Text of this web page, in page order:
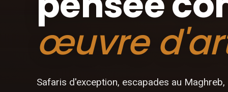
œuvre
Safaris d'exception, escapades au